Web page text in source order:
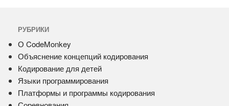
РУБРИКИ
О CodeMonkey
Объяснение концепций кодирования
Кодирование для детей
Языки программирования
Платформы и программы кодирования